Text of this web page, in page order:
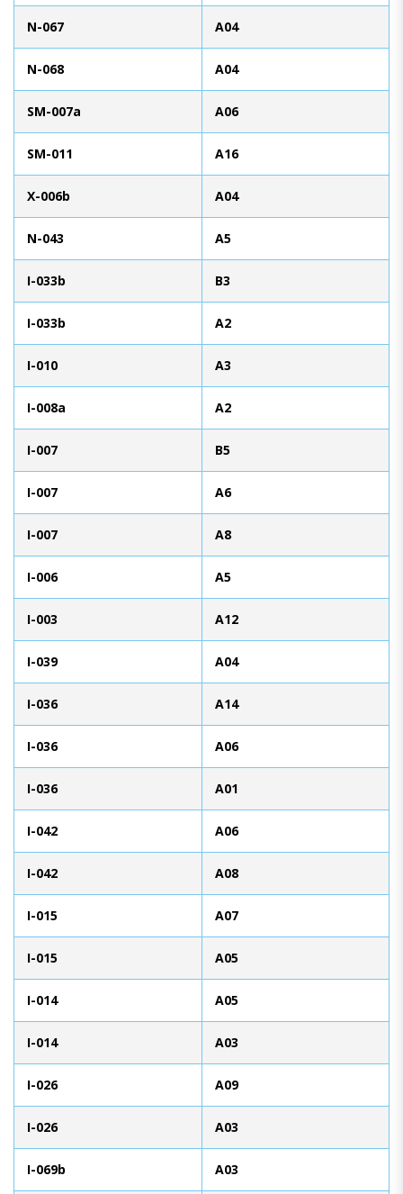
N-067 A04
N-068 A04
SM-007a A06
SM-011 A16
X-006b A04
N-043 A5
I-033b B3
I-033b A2
I-010 A3
I-008a A2
I-007 B5
I-007 A6
I-007 A8
I-006 A5
I-003 A12
I-039 A04
I-036 A14
I-036 A06
I-036 A01
I-042 A06
I-042 A08
I-015 A07
I-015 A05
I-014 A05
I-014 A03
I-026 A09
I-026 A03
I-069b A03